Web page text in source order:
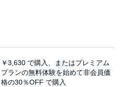
￥3,630 で購入、またはプレミアム
プランの無料体験を始めて非会員価
格の30％OFF で購入